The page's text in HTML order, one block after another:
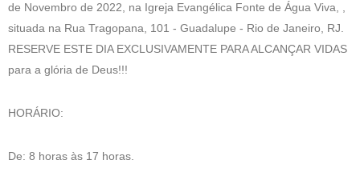
de Novembro de 2022, na Igreja Evangélica Fonte de Água Viva, ,
situada na Rua Tragopana, 101 - Guadalupe - Rio de Janeiro, RJ.
RESERVE ESTE DIA EXCLUSIVAMENTE PARA ALCANÇAR VIDAS
para a glória de Deus!!!
HORÁRIO:
De: 8 horas às 17 horas.